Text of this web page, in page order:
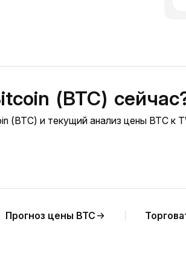
(BTC)
(BTC) и текущий анализ цены BTC к
Прогноз цены BTC